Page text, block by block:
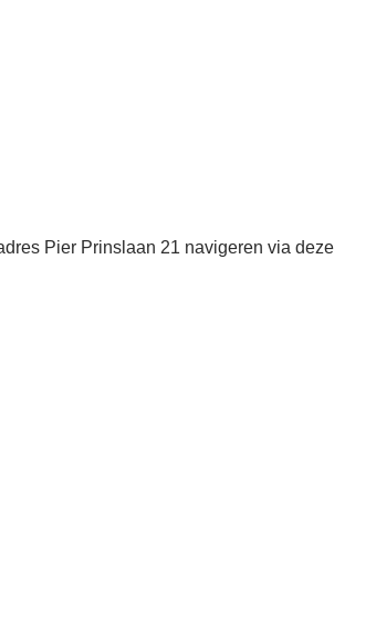
Pier Prinslaan 21 navigeren via deze